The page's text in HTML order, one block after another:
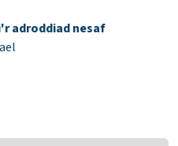
adroddiad nesaf